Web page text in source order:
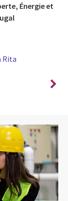
Énergie et
Rita